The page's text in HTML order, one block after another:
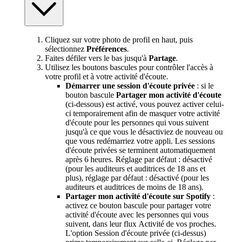
Cliquez sur votre photo de profil en haut, puis
sélectionnez Préférences.
Faites défiler vers le bas jusqu'à Partage.
Utilisez les boutons bascules pour contrôler l'accès à
votre profil et à votre activité d'écoute.
Démarrer une session d'écoute privée : si le
bouton bascule Partager mon activité d'écoute
(ci-dessous) est activé, vous pouvez activer celui-
ci temporairement afin de masquer votre activité
d'écoute pour les personnes qui vous suivent
jusqu'à ce que vous le désactiviez de nouveau ou
que vous redémarriez votre appli. Les sessions
d'écoute privées se terminent automatiquement
après 6 heures. Réglage par défaut : désactivé
(pour les auditeurs et auditrices de 18 ans et
plus), réglage par défaut : désactivé (pour les
auditeurs et auditrices de moins de 18 ans).
Partager mon activité d'écoute sur Spotify :
activez ce bouton bascule pour partager votre
activité d'écoute avec les personnes qui vous
suivent, dans leur flux Activité de vos proches.
L'option Session d'écoute privée (ci-dessus)